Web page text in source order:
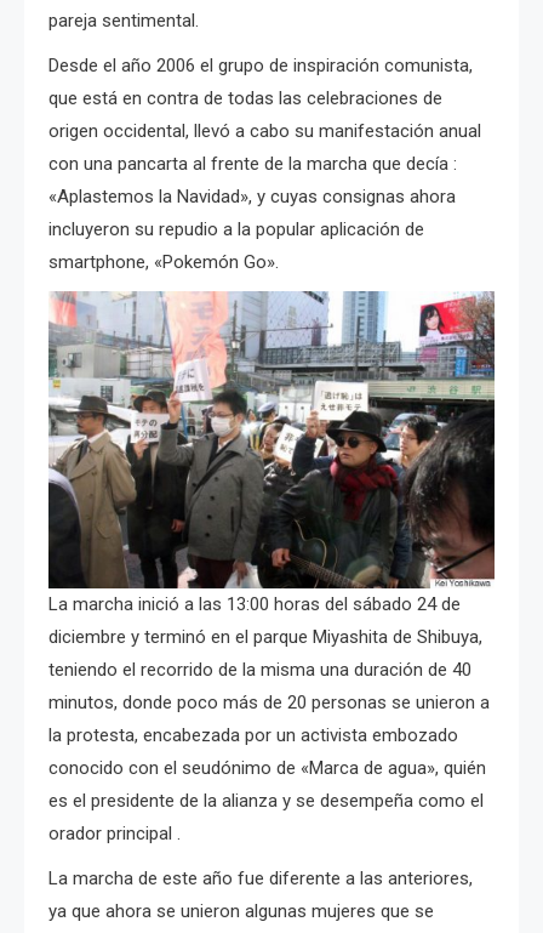
pareja sentimental.
Desde el año 2006 el grupo de inspiración comunista,
que está en contra de todas las celebraciones de
origen occidental, llevó a cabo su manifestación anual
con una pancarta al frente de la marcha que decía :
«Aplastemos la Navidad», y cuyas consignas ahora
incluyeron su repudio a la popular aplicación de
smartphone, «Pokemón Go».
La marcha inició a las 13:00 horas del sábado 24 de
diciembre y terminó en el parque Miyashita de Shibuya,
teniendo el recorrido de la misma una duración de 40
minutos, donde poco más de 20 personas se unieron a
la protesta, encabezada por un activista embozado
conocido con el seudónimo de «Marca de agua», quién
es el presidente de la alianza y se desempeña como el
orador principal .
La marcha de este año fue diferente a las anteriores,
ya que ahora se unieron algunas mujeres que se